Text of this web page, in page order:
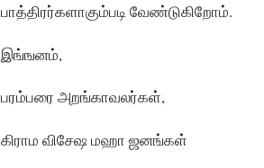
பாத்திரர்களாகும்படி வேண்டுகிறோம்.
இங்ஙனம்,
பரம்பரை அறங்காவலர்கள்,
கிராம விசேஷ மஹா ஜனங்கள்